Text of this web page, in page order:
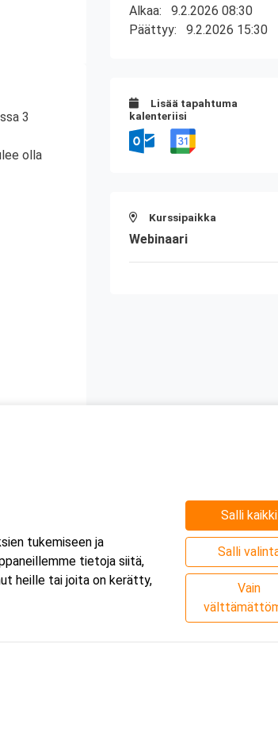
3
olla
Alkaa: 9.2.2026 08:30
Päättyy: 9.2.2026 15:30
Lisää tapahtuma
kalenteriisi
Kurssipaikka
Webinaari
tukemiseen ja
tietoja siitä,
heille tai joita on kerätty,
Salli kaikki
Salli
Vain